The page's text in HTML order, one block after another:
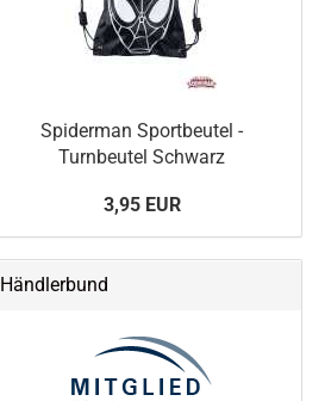
Spiderman Sportbeutel -
Turnbeutel Schwarz
3,95 EUR
Händlerbund